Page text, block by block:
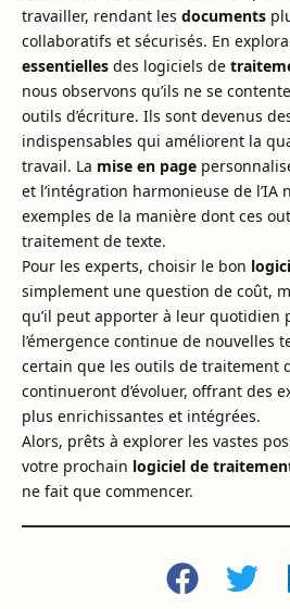
travailler, rendant les documents
collaboratifs et sécurisés. En
essentielles des logiciels de
nous observons qu’ils ne se
outils d’écriture. Ils sont devenus
indispensables qui améliorent la
travail. La mise en page
et l’intégration harmonieuse de l’IA
exemples de la manière dont ces
traitement de texte.
Pour les experts, choisir le bon
simplement une question de coût,
qu’il peut apporter à leur quotidien
l’émergence continue de nouvelles
certain que les outils de traitement
continueront d’évoluer, offrant des
plus enrichissantes et intégrées.
Alors, prêts à explorer les vastes
votre prochain logiciel de
ne fait que commencer.